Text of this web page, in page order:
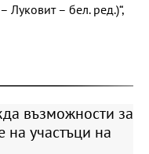
Луковит – бел. ред.)“,
възможности за
на участъци на